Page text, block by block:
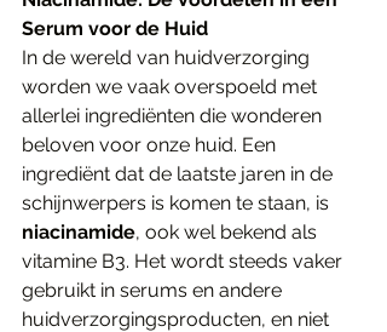
Serum voor de Huid
In de wereld van huidverzorging
worden we vaak overspoeld met
allerlei ingrediënten die wonderen
beloven voor onze huid. Een
ingrediënt dat de laatste jaren in de
schijnwerpers is komen te staan, is
niacinamide, ook wel bekend als
vitamine B3. Het wordt steeds vaker
gebruikt in serums en andere
huidverzorgingsproducten, en niet